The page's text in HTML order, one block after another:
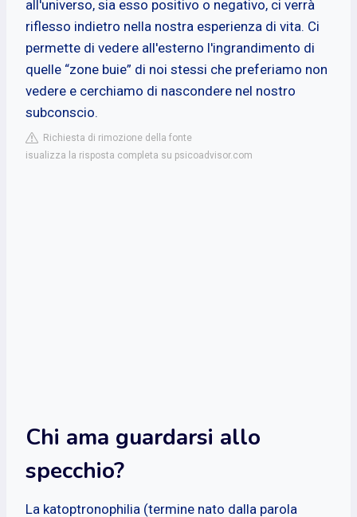
all'universo, sia esso positivo o negativo, ci verrà
riflesso indietro nella nostra esperienza di vita. Ci
permette di vedere all'esterno l'ingrandimento di
quelle “zone buie” di noi stessi che preferiamo non
vedere e cerchiamo di nascondere nel nostro
subconscio.
Richiesta di rimozione della fonte
isualizza la risposta completa su psicoadvisor.com
Chi ama guardarsi allo
specchio?
La katoptronophilia (termine nato dalla parola